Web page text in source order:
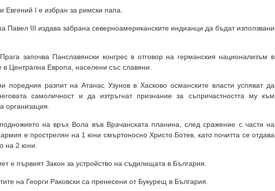
Евгений I е избран за римски папа.
Павел III издава забрана северноамериканските индианци да бъдат използвани
започва Панславянски конгрес в отговор на германския национализъм в
в Централна Европа, населени със славяни.
поредния разпит на Атанас Узунов в Хасково османските власти успяват да
самоличност и да изтръгнат признание за съпричастността му към
организация.
на връх Вола във Врачанската планина, след сражение с части на
е прострелян на 1 юни смъртоносно Христо Ботев, като почитта се отдава
на 2 юни.
е първият Закон за устройство на съдилищата в България.
на Георги Раковски са пренесени от Букурещ в България.